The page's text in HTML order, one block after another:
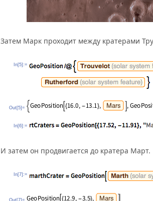
Затем Марк проходит между кратерами
In[5]:=
Out[5]=
In[6]:=
И затем он продвигается до кратера Март.
In[7]:=
Out[7]=